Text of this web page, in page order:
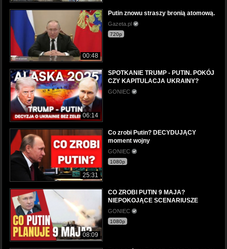
00:48
Putin znowu straszy bronią atomową.
Gazeta.pl
720p
06:14
SPOTKANIE TRUMP - PUTIN. POKÓJ
CZY KAPITULACJA UKRAINY?
GONIEC
25:31
Co zrobi Putin? DECYDUJĄCY
moment wojny
GONIEC
1080p
08:09
CO ZROBI PUTIN 9 MAJA?
NIEPOKOJĄCE SCENARIUSZE
GONIEC
1080p